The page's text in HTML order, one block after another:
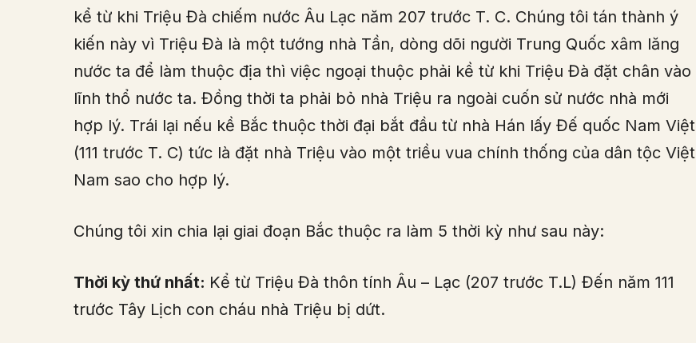
kể từ khi Triệu Đà chiếm nước Âu Lạc năm 207 trước T. C. Chúng tôi tán thành ý
kiến này vì Triệu Đà là một tướng nhà Tần, dòng dõi người Trung Quốc xâm lăng
nước ta để làm thuộc địa thì việc ngoại thuộc phải kề từ khi Triệu Đà đặt chân vào
lĩnh thổ nước ta. Đồng thời ta phải bỏ nhà Triệu ra ngoài cuốn sử nước nhà mới
hợp lý. Trái lại nếu kề Bắc thuộc thời đại bắt đầu từ nhà Hán lấy Đế quốc Nam Việt
(111 trước T. C) tức là đặt nhà Triệu vào một triều vua chính thống của dân tộc Việt
Nam sao cho hợp lý.
Chúng tôi xin chia lại giai đoạn Bắc thuộc ra làm 5 thời kỳ như sau này:
Thời kỳ thứ nhất: Kể từ Triệu Đà thôn tính Âu – Lạc (207 trước T.L) Đến năm 111
trước Tây Lịch con cháu nhà Triệu bị dứt.